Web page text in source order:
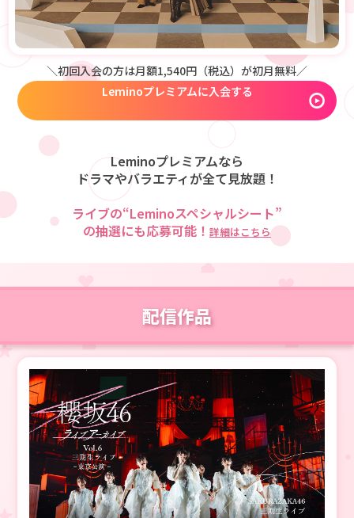
＼初回入会の方は月額1,540円（税込）が初月無料／
Leminoプレミアムに入会する
Leminoプレミアムなら
ドラマやバラエティが全て見放題！
ライブの“Leminoスペシャルシート”
の抽選にも応募可能！ 詳細はこちら
配信作品